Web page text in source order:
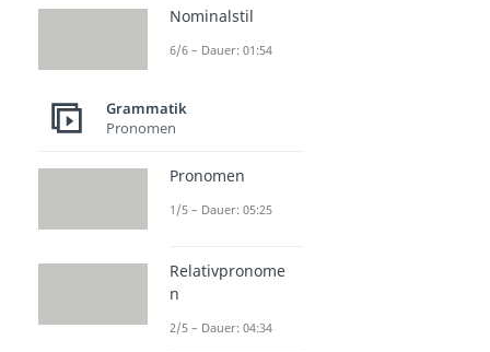
Nominalstil
6/6 – Dauer: 01:54
Grammatik
Pronomen
Pronomen
1/5 – Dauer: 05:25
Relativpronome
n
2/5 – Dauer: 04:34